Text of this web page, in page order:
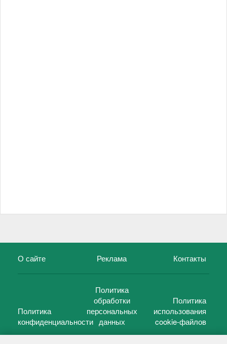
О сайте Реклама Контакты
Политика
конфиденциальности
Политика
обработки
персональных
данных
Политика
использования
cookie-файлов